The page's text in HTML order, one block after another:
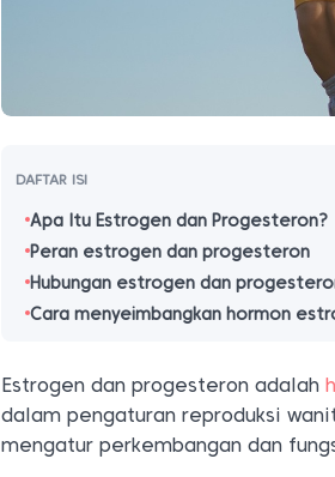
DAFTAR ISI
Apa Itu Estrogen dan Progesteron?
Peran estrogen dan progesteron
Hubungan estrogen dan
Cara menyeimbangkan hormon
Estrogen dan progesteron adalah
dalam pengaturan reproduksi
mengatur perkembangan dan